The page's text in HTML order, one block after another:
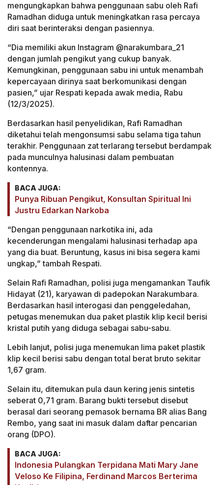
mengungkapkan bahwa penggunaan sabu oleh Rafi
Ramadhan diduga untuk meningkatkan rasa percaya
diri saat berinteraksi dengan pasiennya.
“Dia memiliki akun Instagram @narakumbara_21
dengan jumlah pengikut yang cukup banyak.
Kemungkinan, penggunaan sabu ini untuk menambah
kepercayaan dirinya saat berkomunikasi dengan
pasien,” ujar Respati kepada awak media, Rabu
(12/3/2025).
Berdasarkan hasil penyelidikan, Rafi Ramadhan
diketahui telah mengonsumsi sabu selama tiga tahun
terakhir. Penggunaan zat terlarang tersebut berdampak
pada munculnya halusinasi dalam pembuatan
kontennya.
BACA JUGA:
Punya Ribuan Pengikut, Konsultan Spiritual Ini
Justru Edarkan Narkoba
“Dengan penggunaan narkotika ini, ada
kecenderungan mengalami halusinasi terhadap apa
yang dia buat. Beruntung, kasus ini bisa segera kami
ungkap,” tambah Respati.
Selain Rafi Ramadhan, polisi juga mengamankan Taufik
Hidayat (21), karyawan di padepokan Narakumbara.
Berdasarkan hasil interogasi dan penggeledahan,
petugas menemukan dua paket plastik klip kecil berisi
kristal putih yang diduga sebagai sabu-sabu.
Lebih lanjut, polisi juga menemukan lima paket plastik
klip kecil berisi sabu dengan total berat bruto sekitar
1,67 gram.
Selain itu, ditemukan pula daun kering jenis sintetis
seberat 0,71 gram. Barang bukti tersebut disebut
berasal dari seorang pemasok bernama BR alias Bang
Rembo, yang saat ini masuk dalam daftar pencarian
orang (DPO).
BACA JUGA:
Indonesia Pulangkan Terpidana Mati Mary Jane
Veloso Ke Filipina, Ferdinand Marcos Berterima